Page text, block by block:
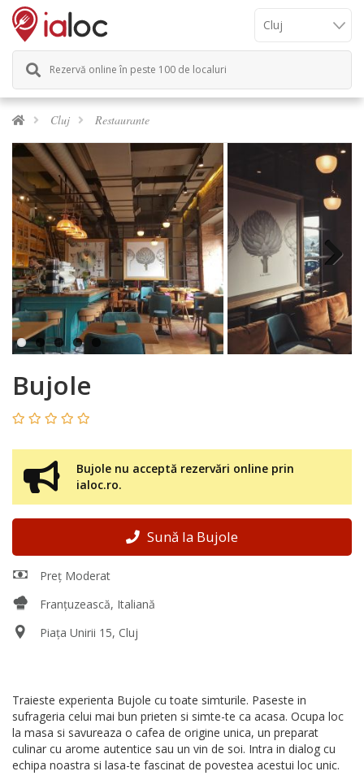
Rezervă online în peste 100 de localuri
Cluj Restaurante
Next
Bujole
Bujole nu acceptă rezervări online prin
ialoc.ro.
Sună la Bujole
Preț Moderat
Franțuzească, Italiană
Piața Unirii 15, Cluj
Traieste experienta Bujole cu toate simturile. Paseste in
sufrageria celui mai bun prieten si simte-te ca acasa. Ocupa loc
la masa si savureaza o cafea de origine unica, un preparat
culinar cu arome autentice sau un vin de soi. Intra in dialog cu
echipa noastra si lasa-te fascinat de povestea acestui loc unic.